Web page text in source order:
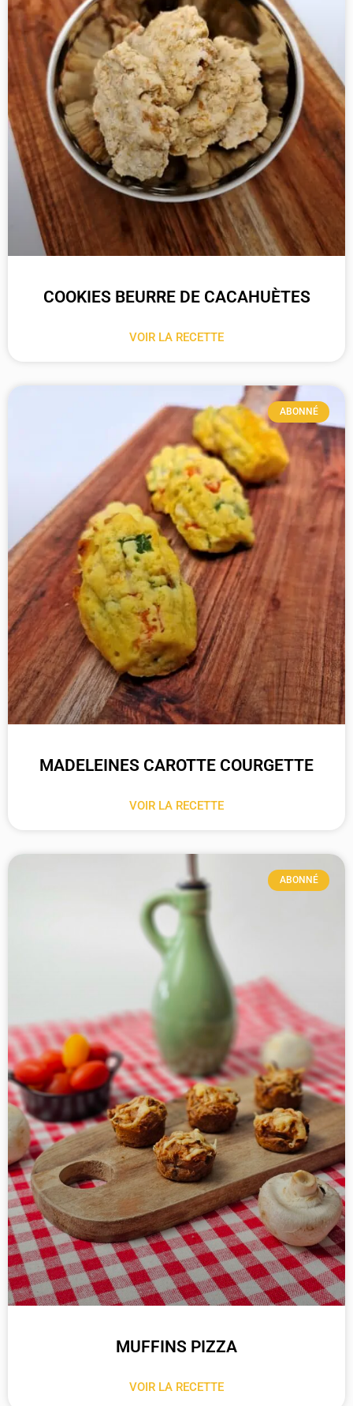
COOKIES BEURRE DE CACAHUÈTES
VOIR LA RECETTE
ABONNÉ
MADELEINES CAROTTE COURGETTE
VOIR LA RECETTE
ABONNÉ
MUFFINS PIZZA
VOIR LA RECETTE